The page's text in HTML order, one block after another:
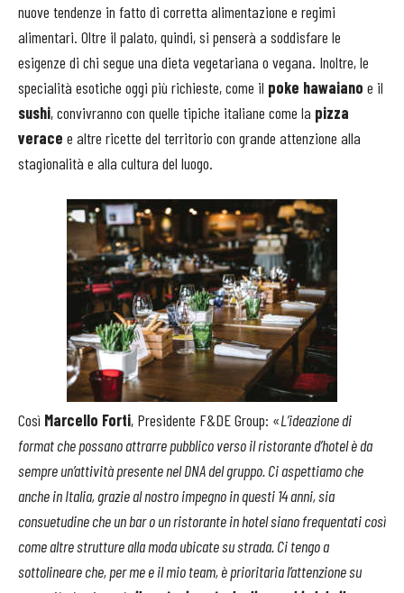
nuove tendenze in fatto di corretta alimentazione e regimi
alimentari. Oltre il palato, quindi, si penserà a soddisfare le
esigenze di chi segue una dieta vegetariana o vegana. Inoltre, le
specialità esotiche oggi più richieste, come il poke hawaiano e il
sushi, convivranno con quelle tipiche italiane come la pizza
verace e altre ricette del territorio con grande attenzione alla
stagionalità e alla cultura del luogo.
Così Marcello Forti, Presidente F&DE Group: «L’ideazione di
format che possano attrarre pubblico verso il ristorante d’hotel è da
sempre un’attività presente nel DNA del gruppo. Ci aspettiamo che
anche in Italia, grazie al nostro impegno in questi 14 anni, sia
consuetudine che un bar o un ristorante in hotel siano frequentati così
come altre strutture alla moda ubicate su strada. Ci tengo a
sottolineare che, per me e il mio team, è prioritaria l’attenzione su